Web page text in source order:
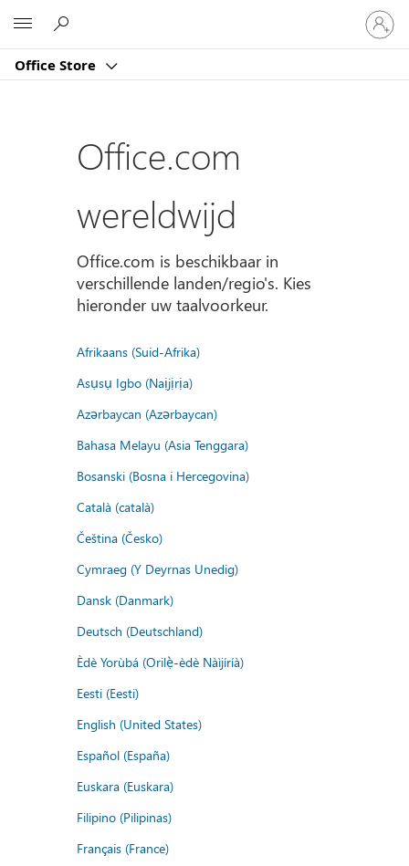
Office Store
Meld
je
aan
je
Office.com
wereldwijd
Office.com is beschikbaar in
verschillende landen/regio's. Kies
hieronder uw taalvoorkeur.
Afrikaans (Suid-Afrika)
Asụsụ Igbo (Naịjịrịa)
Azərbaycan (Azərbaycan)
Bahasa Melayu (Asia Tenggara)
Bosanski (Bosna i Hercegovina)
Català (català)
Čeština (Česko)
Cymraeg (Y Deyrnas Unedig)
Dansk (Danmark)
Deutsch (Deutschland)
Èdè Yorùbá (Orilẹ̀-èdè Nàìjíríà)
Eesti (Eesti)
English (United States)
Español (España)
Euskara (Euskara)
Filipino (Pilipinas)
Français (France)